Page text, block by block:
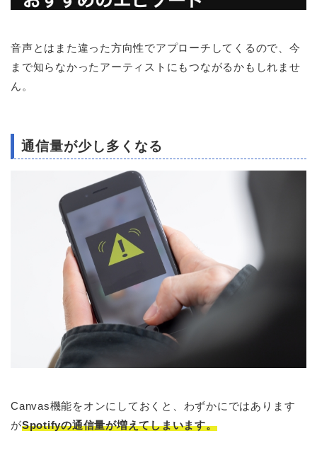
音声とはまた違った方向性でアプローチしてくるので、今
まで知らなかったアーティストにもつながるかもしれませ
ん。
通信量が少し多くなる
Canvas機能をオンにしておくと、わずかにではあります
がSpotifyの通信量が増えてしまいます。